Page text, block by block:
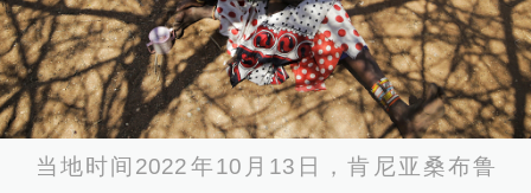
当地时间2022年10月13日，肯尼亚桑布鲁